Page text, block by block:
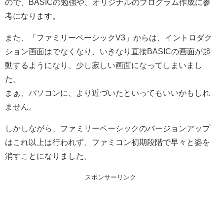
ので、BASICの勉強や、オリジナルのプログラム作成に参
考になります。
また、「ファミリーベーシックV3」からは、イントロダク
ション画面はでなくなり、いきなり直接BASICの画面が起
動するようになり、少し寂しい画面になってしまいまし
た。
まぁ、パソコンに、より近づいたといってもいいかもしれ
ません。
しかしながら、ファミリーベーシックのバージョンアップ
はこれ以上は行われず、ファミコン初期段階で早々と姿を
消すことになりました。
スポンサーリンク